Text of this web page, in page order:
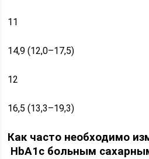
11
14,9 (12,0–17,5)
12
16,5 (13,3–19,3)
Как часто необходимо
HbA1c больным